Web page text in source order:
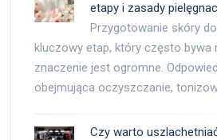
etapy i zasady
Przygotowanie skóry
kluczowy etap, który często bywa
znaczenie jest ogromne.
obejmująca oczyszczanie,
Czy warto